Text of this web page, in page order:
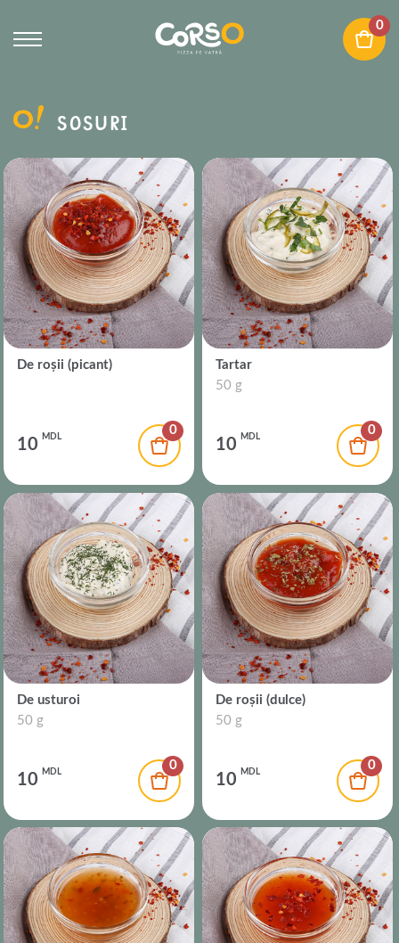
0
SOSURI
De roșii (picant)
10 MDL 0
Tartar
50 g
10 MDL 0
De usturoi
50 g
10 MDL 0
De roșii (dulce)
50 g
10 MDL 0